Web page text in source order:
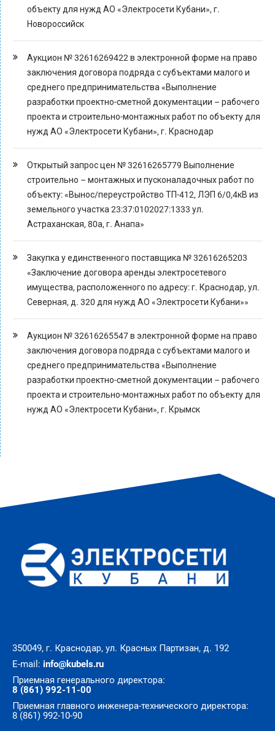
объекту для нужд АО «Электросети Кубани», г.
Новороссийск
Аукцион № 32616269422 в электронной форме на право
заключения договора подряда с субъектами малого и
среднего предпринимательства «Выполнение
разработки проектно-сметной документации – рабочего
проекта и строительно-монтажных работ по объекту для
нужд АО «Электросети Кубани», г. Краснодар
Открытый запрос цен № 32616265779 Выполнение
строительно – монтажных и пусконаладочных работ по
объекту: «Вынос/переустройство ТП-412, ЛЭП 6/0,4кВ из
земельного участка 23:37:0102027:1333 ул.
Астраханская, 80а, г. Анапа»
Закупка у единственного поставщика № 32616265203
«Заключение договора аренды электросетевого
имущества, расположенного по адресу: г. Краснодар, ул.
Северная, д. 320 для нужд АО «Электросети Кубани»»
Аукцион № 32616265547 в электронной форме на право
заключения договора подряда с субъектами малого и
среднего предпринимательства «Выполнение
разработки проектно-сметной документации – рабочего
проекта и строительно-монтажных работ по объекту для
нужд АО «Электросети Кубани», г. Крымск
350049, г. Краснодар, ул. Красных Партизан, д. 192
E-mail: info@kubels.ru
Приемная генерального директора:
8 (861) 992-11-00
Приемная главного инженера-технического директора:
8 (861) 992-10-90